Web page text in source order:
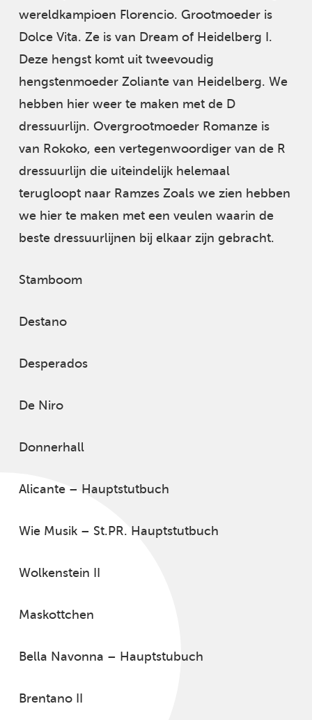
wereldkampioen Florencio. Grootmoeder is
Dolce Vita. Ze is van Dream of Heidelberg I.
Deze hengst komt uit tweevoudig
hengstenmoeder Zoliante van Heidelberg. We
hebben hier weer te maken met de D
dressuurlijn. Overgrootmoeder Romanze is
van Rokoko, een vertegenwoordiger van de R
dressuurlijn die uiteindelijk helemaal
terugloopt naar Ramzes Zoals we zien hebben
we hier te maken met een veulen waarin de
beste dressuurlijnen bij elkaar zijn gebracht.
Stamboom
Destano
Desperados
De Niro
Donnerhall
Alicante – Hauptstutbuch
Wie Musik – St.PR. Hauptstutbuch
Wolkenstein II
Maskottchen
Bella Navonna – Hauptstubuch
Brentano II